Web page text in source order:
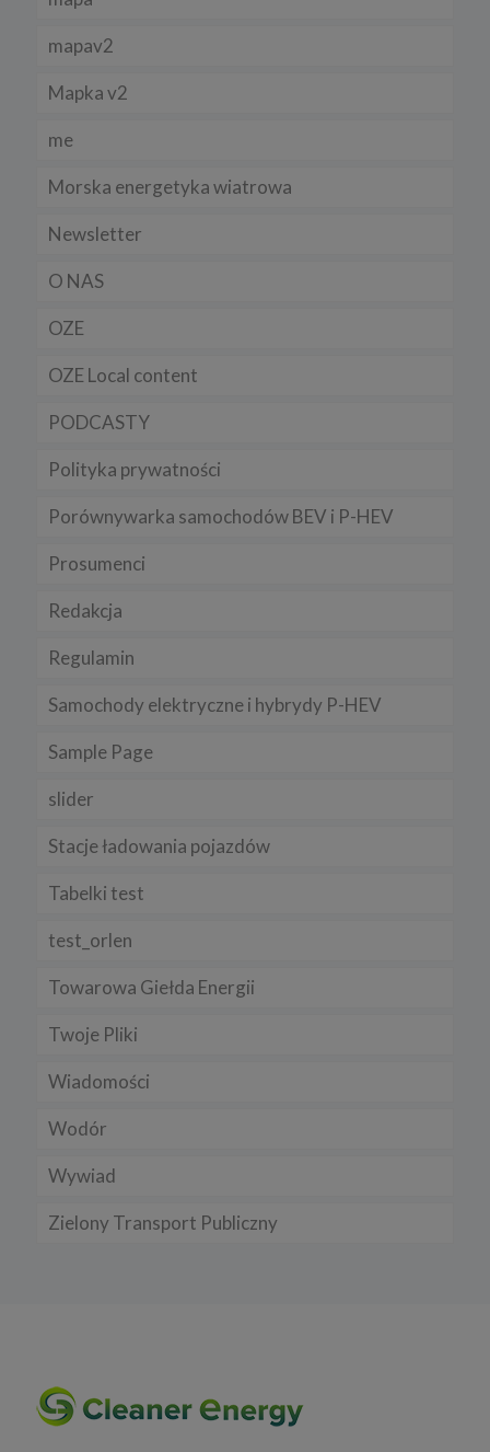
mapav2
Mapka v2
me
Morska energetyka wiatrowa
Newsletter
O NAS
OZE
OZE Local content
PODCASTY
Polityka prywatności
Porównywarka samochodów BEV i P-HEV
Prosumenci
Redakcja
Regulamin
Samochody elektryczne i hybrydy P-HEV
Sample Page
slider
Stacje ładowania pojazdów
Tabelki test
test_orlen
Towarowa Giełda Energii
Twoje Pliki
Wiadomości
Wodór
Wywiad
Zielony Transport Publiczny
zamieszczenie w serwisie jej nowej wersji.